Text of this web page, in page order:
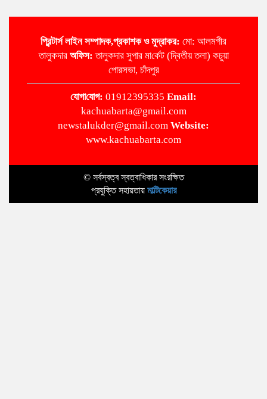
প্রিন্টার্স লাইন সম্পাদক,প্রকাশক ও মুদ্রাকর: মো: আলমগীর
তালুকদার অ‌ফিস:তালুকদার সুপার মা‌র্কেট (দ্বিতীয় তলা) কচুয়া
পোরসভা, চাঁদপুর
‌যোগা‌যোগ: 01912395335 Email:
kachuabarta@gmail.com
newstalukder@gmail.com Website:
www.kachuabarta.com
© সর্বস্বত্ব স্বত্বাধিকার সংরক্ষিত
প্রযুক্তি সহায়তায় মাল্টিকেয়ার